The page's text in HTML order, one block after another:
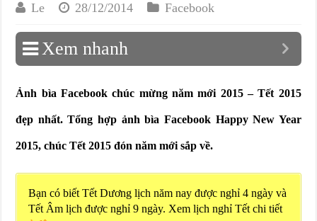
Le 28/12/2014 Facebook
Xem nhanh
Ảnh bìa Facebook chúc mừng năm mới 2015 – Tết 2015
đẹp nhất. Tổng hợp ảnh bìa Facebook Happy New Year
2015, chúc Tết 2015 đón năm mới sắp về.
Bạn có biết Tết Dương lịch năm nay được nghỉ 4 ngày và
Tết Âm lịch được nghỉ 9 ngày. Xem lịch nghỉ Tết chi tiết